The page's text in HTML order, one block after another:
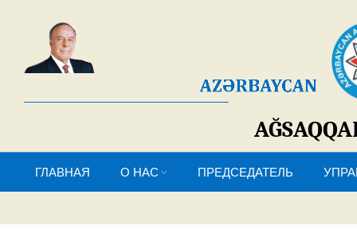
ГЛАВНАЯ О НАС ПРЕДСЕДАТЕЛЬ